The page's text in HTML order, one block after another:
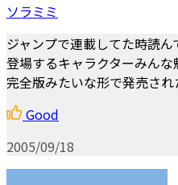
ソラミミ
ジャンプで連載してた時読ん
登場するキャラクターみんな
完全版みたいな形で発売され
Good
2005/09/18